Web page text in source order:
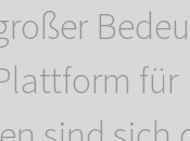
für